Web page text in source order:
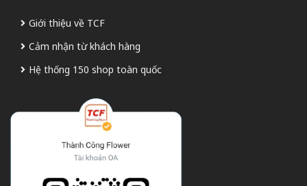
Giới thiệu về TCF
Cảm nhận từ khách hàng
Hệ thống 150 shop toàn quốc